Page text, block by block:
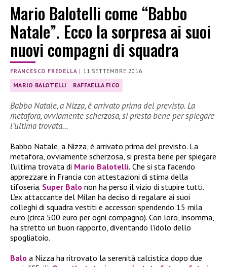
Mario Balotelli come “Babbo
Natale”. Ecco la sorpresa ai suoi
nuovi compagni di squadra
FRANCESCO FREDELLA | 11 SETTEMBRE 2016
MARIO BALOTELLI RAFFAELLA FICO
Babbo Natale, a Nizza, è arrivato prima del previsto. La
metafora, ovviamente scherzosa, si presta bene per spiegare
l’ultima trovata…
Babbo Natale, a Nizza, è arrivato prima del previsto. La
metafora, ovviamente scherzosa, si presta bene per spiegare
l’ultima trovata di Mario Balotelli. Che si sta facendo
apprezzare in Francia con attestazioni di stima della
tifoseria. Super Balo non ha perso il vizio di stupire tutti.
L’ex attaccante del Milan ha deciso di regalare ai suoi
colleghi di squadra vestiti e accessori spendendo 15 mila
euro (circa 500 euro per ogni compagno). Con loro, insomma,
ha stretto un buon rapporto, diventando l’idolo dello
spogliatoio.
Balo a Nizza ha ritrovato la serenità calcistica dopo due